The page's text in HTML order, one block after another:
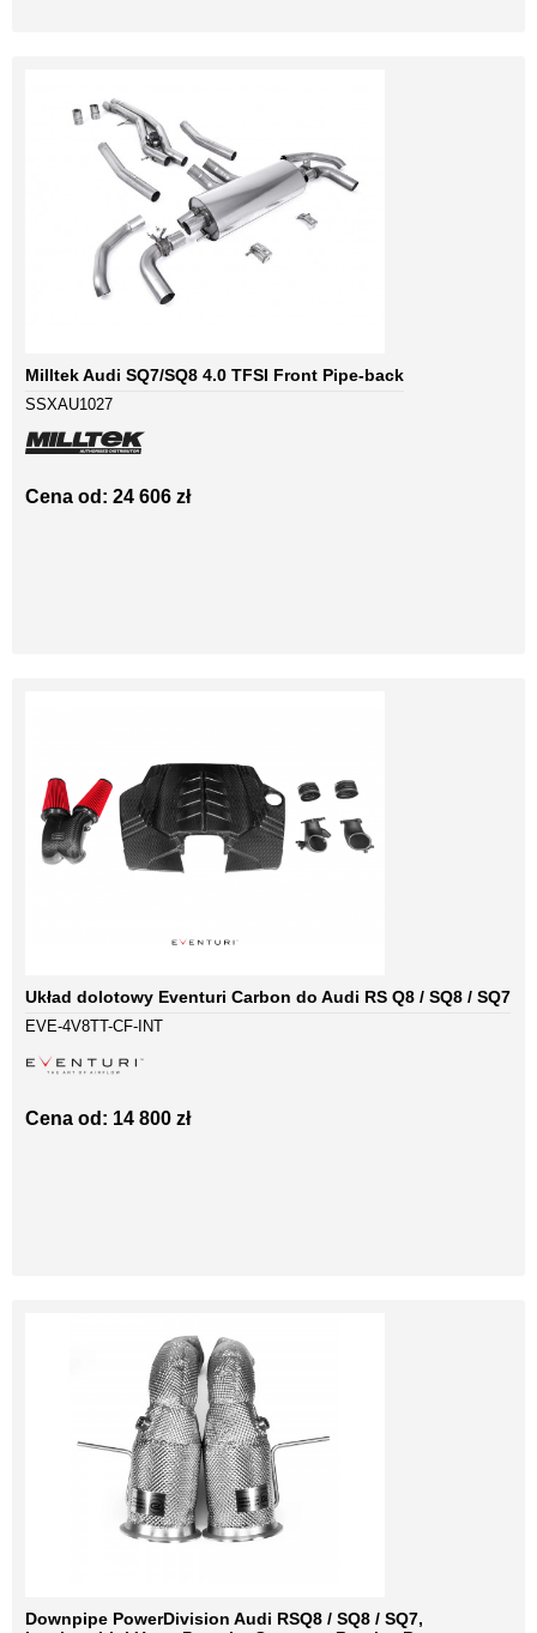
Milltek Audi SQ7/SQ8 4.0 TFSI Front Pipe-back
SSXAU1027
Cena od: 24 606 zł
Układ dolotowy Eventuri Carbon do Audi RS Q8 / SQ8 / SQ7
EVE-4V8TT-CF-INT
Cena od: 14 800 zł
Downpipe PowerDivision Audi RSQ8 / SQ8 / SQ7,